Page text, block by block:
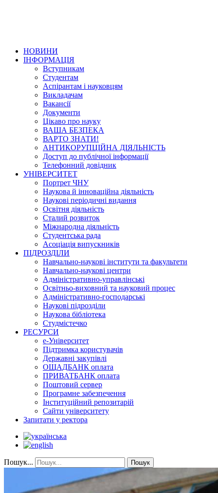
НОВИНИ
ІНФОРМАЦІЯ
Вступникам
Студентам
Аспірантам і науковцям
Викладачам
Вакансії
Документи
Цікаво про науку
ВАША БЕЗПЕКА
ВАРТО ЗНАТИ!
АНТИКОРУПЦІЙНА ДІЯЛЬНІСТЬ
Доступ до публічної інформації
Телефонний довідник
УНІВЕРСИТЕТ
Портрет ЧНУ
Наукова й інноваційна діяльність
Наукові періодичні видання
Освітня діяльність
Сталий розвиток
Міжнародна діяльність
Студентська рада
Асоціація випускників
ПІДРОЗДІЛИ
Навчально-наукові інститути та факультети
Навчально-наукові центри
Адміністративно-управлінські
Освітньо-виховний та науковий процес
Адміністративно-господарські
Наукові підрозділи
Наукова бібліотека
Студмістечко
РЕСУРСИ
е-Університет
Підтримка користувачів
Державні закупівлі
ОЩАДБАНК оплата
ПРИВАТБАНК оплата
Поштовий сервер
Програмне забезпечення
Інституційний репозитарій
Сайти університету
Запитати у ректора
Пошук... Пошук